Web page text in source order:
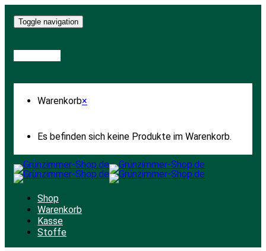
Toggle navigation
Warenkorb×
Es befinden sich keine Produkte im Warenkorb.
Shop
Warenkorb
Kasse
Stoffe